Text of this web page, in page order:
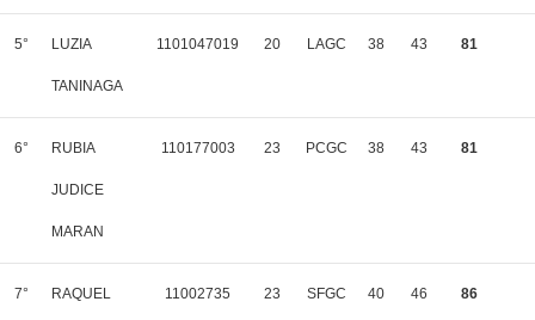
5° LUZIA
TANINAGA
1101047019 20 LAGC 38 43 81
6° RUBIA
JUDICE
MARAN
110177003 23 PCGC 38 43 81
7° RAQUEL 11002735 23 SFGC 40 46 86